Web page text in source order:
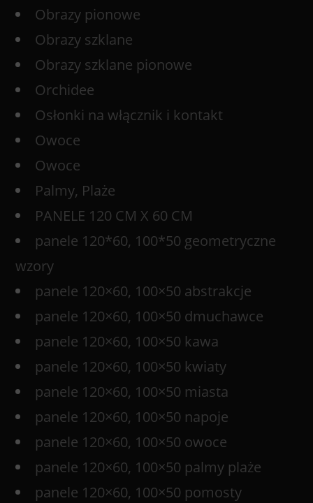
Obrazy pionowe
Obrazy szklane
Obrazy szklane pionowe
Orchidee
Osłonki na włącznik i kontakt
Owoce
Owoce
Palmy, Plaże
PANELE 120 CM X 60 CM
panele 120*60, 100*50 geometryczne
wzory
panele 120×60, 100×50 abstrakcje
panele 120×60, 100×50 dmuchawce
panele 120×60, 100×50 kawa
panele 120×60, 100×50 kwiaty
panele 120×60, 100×50 miasta
panele 120×60, 100×50 napoje
panele 120×60, 100×50 owoce
panele 120×60, 100×50 palmy plaże
panele 120×60, 100×50 pomosty